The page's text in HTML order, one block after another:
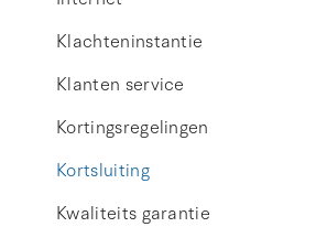
Klachteninstantie
Klanten service
Kortingsregelingen
Kortsluiting
Kwaliteits garantie